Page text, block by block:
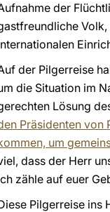
der
Volk,
der Pilgerreise
die Situation im
Lösung
Präsidenten von
um
dass der Herr
zähle auf euer
Pilgerreise ins